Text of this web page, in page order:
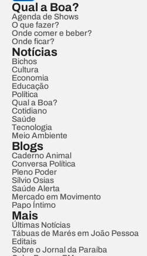
Qual a Boa?
Agenda de Shows
O que fazer?
Onde comer e beber?
Onde ficar?
Notícias
Bichos
Cultura
Economia
Educação
Política
Qual a Boa?
Cotidiano
Saúde
Tecnologia
Meio Ambiente
Blogs
Caderno Animal
Conversa Política
Pleno Poder
Sílvio Osias
Saúde Alerta
Mercado em Movimento
Papo Íntimo
Mais
Últimas Notícias
Tábuas de Marés em João Pessoa
Editais
Sobre o Jornal da Paraíba